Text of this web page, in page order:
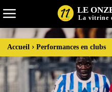
LE
La vitrine
Accueil Performances en clubs